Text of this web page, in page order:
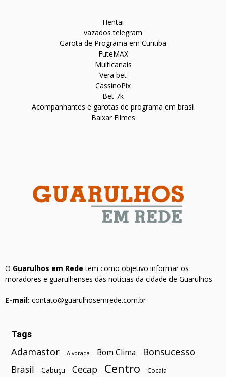
Hentai
vazados telegram
Garota de Programa em Curitiba
FuteMAX
Multicanais
Vera bet
CassinoPix
Bet 7k
Acompanhantes e garotas de programa em brasil
Baixar Filmes
O Guarulhos em Rede tem como objetivo informar os
moradores e guarulhenses das notícias da cidade de Guarulhos
E-mail: contato@guarulhosemrede.com.br
Tags
Adamastor Alvorada Bom Clima Bonsucesso
Brasil Cabuçu Cecap Centro Cocaia